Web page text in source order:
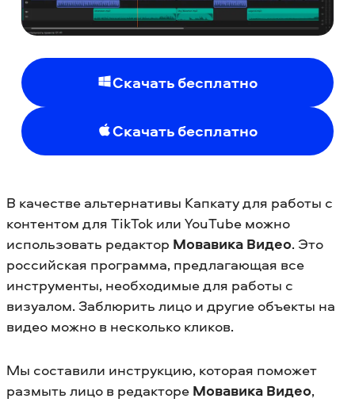
Скачать бесплатно
Скачать бесплатно
В качестве альтернативы Капкату для работы с
контентом для TikTok или YouTube можно
использовать редактор Мовавика Видео. Это
российская программа, предлагающая все
инструменты, необходимые для работы с
визуалом. Заблюрить лицо и другие объекты на
видео можно в несколько кликов.
Мы составили инструкцию, которая поможет
размыть лицо в редакторе Мовавика Видео,